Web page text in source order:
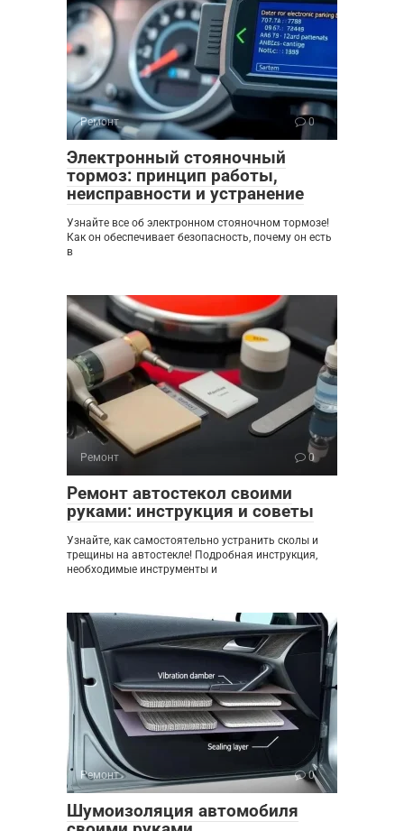
Ремонт 0
Электронный стояночный
тормоз: принцип работы,
неисправности и устранение
Узнайте все об электронном стояночном тормозе!
Как он обеспечивает безопасность, почему он есть
в
Ремонт 0
Ремонт автостекол своими
руками: инструкция и советы
Узнайте, как самостоятельно устранить сколы и
трещины на автостекле! Подробная инструкция,
необходимые инструменты и
Ремонт 0
Шумоизоляция автомобиля